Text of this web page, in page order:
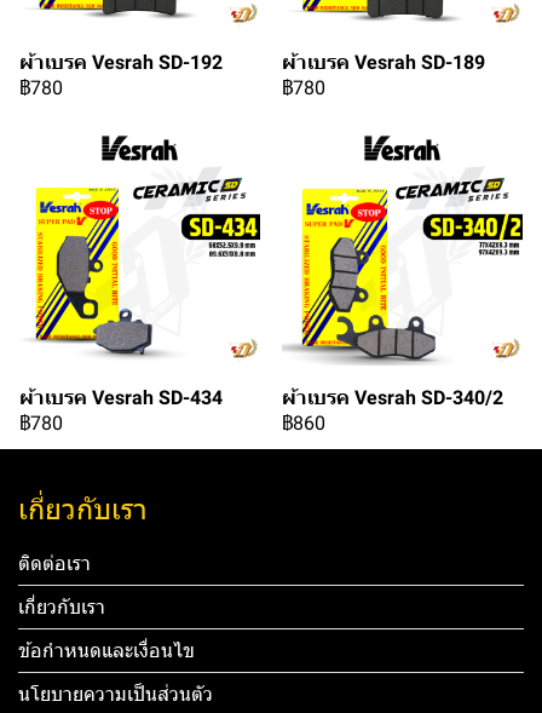
ผ้าเบรค Vesrah SD-192
฿780
ผ้าเบรค Vesrah SD-189
฿780
ผ้าเบรค Vesrah SD-434
฿780
ผ้าเบรค Vesrah SD-340/2
฿860
เกี่ยวกับเรา
ติดต่อเรา
เกี่ยวกับเรา
ข้อกำหนดและเงื่อนไข
นโยบายความเป็นส่วนตัว